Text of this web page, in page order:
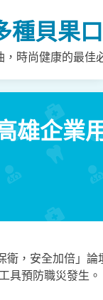
種貝果
時尚健康的最
雄企業
，安全加倍」
具預防職災發生